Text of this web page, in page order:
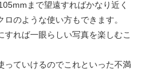
まで望遠すればかなり近く
のような使い方もできます。
れば一眼らしい写真を楽しむこ
っていけるのでこれといった不満